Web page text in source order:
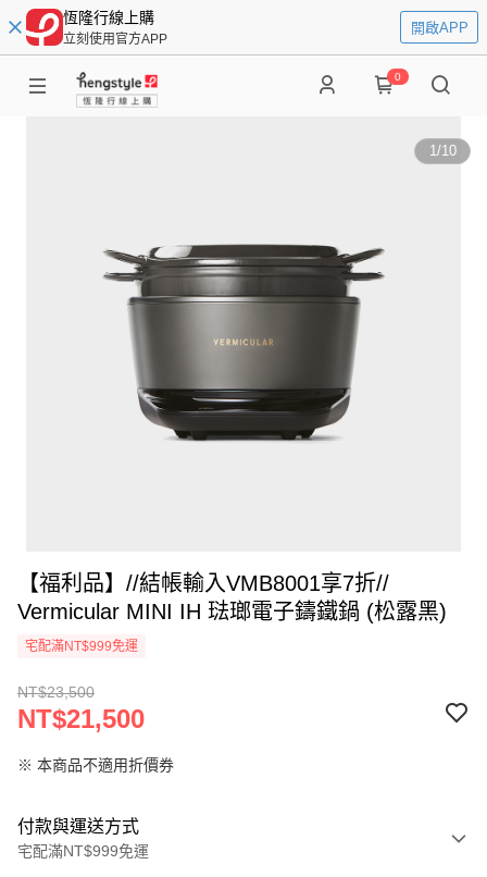
恆隆行線上購
立刻使用官方APP
開啟APP
0
1/10
【福利品】//結帳輸入VMB8001享7折//
Vermicular MINI IH 琺瑯電子鑄鐵鍋 (松露黑)
宅配滿NT$999免運
NT$23,500
NT$21,500
※ 本商品不適用折價券
付款與運送方式
宅配滿NT$999免運